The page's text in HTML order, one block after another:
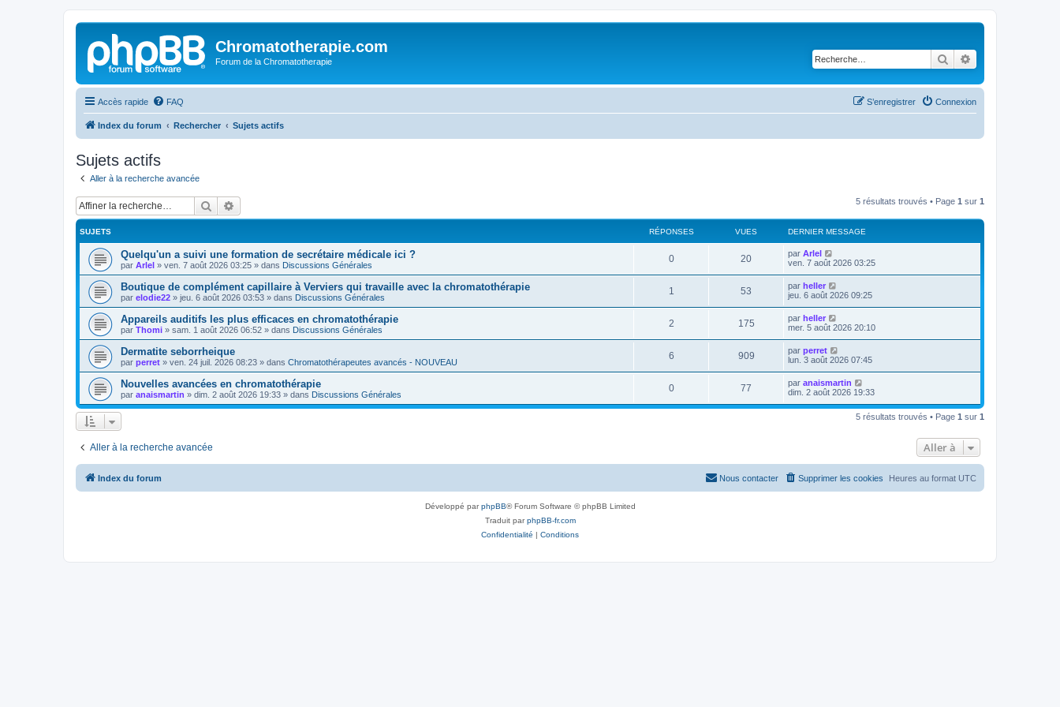
Chromatotherapie.com
Forum de la Chromatotherapie Rechercher
Accès rapide FAQ Connexion
S’enregistrer
Index du forum Rechercher Sujets actifs
Sujets actifs
Aller à la recherche avancée
Rechercher 5 résultats trouvés • Page 1 sur 1
SUJETS RÉPONSES VUES DERNIER MESSAGE
Quelqu'un a suivi une formation de secrétaire médicale ici ?
par Arlel » ven. 7 août 2026 03:25 » dans Discussions Générales
0 20 par Arlel
ven. 7 août 2026 03:25
Boutique de complément capillaire à Verviers qui travaille avec la chromatothérapie
par elodie22 » jeu. 6 août 2026 03:53 » dans Discussions Générales
1 53 par heller
jeu. 6 août 2026 09:25
Appareils auditifs les plus efficaces en chromatothérapie
par Thomi » sam. 1 août 2026 06:52 » dans Discussions Générales
2 175 par heller
mer. 5 août 2026 20:10
Dermatite seborrheique
par perret » ven. 24 juil. 2026 08:23 » dans Chromatothérapeutes avancés - NOUVEAU
6 909 par perret
lun. 3 août 2026 07:45
Nouvelles avancées en chromatothérapie
par anaismartin » dim. 2 août 2026 19:33 » dans Discussions Générales
0 77 par anaismartin
dim. 2 août 2026 19:33
5 résultats trouvés • Page 1 sur 1
Aller à la recherche avancée Aller à
Index du forum Heures au format UTC
Supprimer les cookies
Nous contacter
Développé parphpBB® Forum Software © phpBB Limited
Traduit parphpBB-fr.com
Confidentialité | Conditions